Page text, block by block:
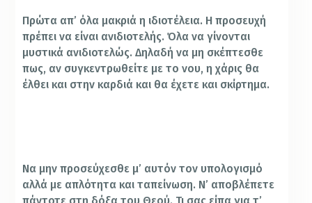
Πρώτα απ’ όλα μακριά η ιδιοτέλεια. Η προσευχή
πρέπει να είναι ανιδιοτελής. Όλα να γίνονται
μυστικά ανιδιοτελώς. Δηλαδή να μη σκέπτεσθε
πως, αν συγκεντρωθείτε με το νου, η χάρις θα
έλθει και στην καρδιά και θα έχετε και σκίρτημα.
Να μην προσεύχεσθε μ’ αυτόν τον υπολογισμό
αλλά με απλότητα και ταπείνωση. Ν’ αποβλέπετε